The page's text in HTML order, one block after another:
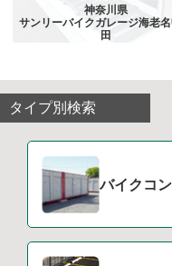
神奈川県
サンリーバイクガレージ海老
田
タイプ別検索
バイクコ